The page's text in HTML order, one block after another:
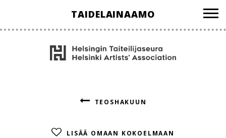
TAIDELAINAAMO
TEOSHAKUUN
LISÄÄ OMAAN KOKOELMAAN